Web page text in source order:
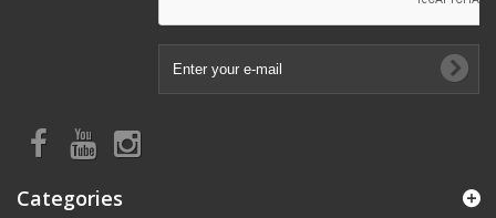
Categories